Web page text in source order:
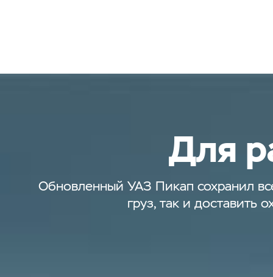
Для
Обновленный УАЗ Пикап сохранил
груз, так и доставить